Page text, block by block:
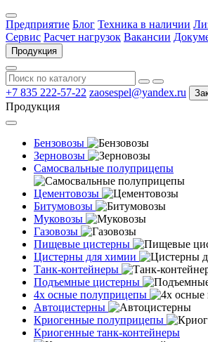
Предприятие Блог Техника в наличии
Сервис Расчет нагрузок Вакансии
Продукция
+7 835 222-57-22 zaosespel@yandex.ru
Продукция
Бензовозы
Зерновозы
Самосвальные полуприцепы
Цементовозы
Битумовозы
Муковозы
Газовозы
Пищевые цистерны
Цистерны для химии
Танк-контейнеры
Подъемные цистерны
4х осные полуприцепы
Автоцистерны
Криогенные полуприцепы
Криогенные танк-контейнеры